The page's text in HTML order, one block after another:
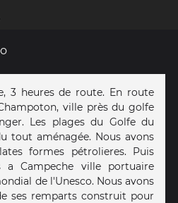
3 heures de route. En route
ville près du golfe
Les plages du Golfe du
tout aménagée. Nous avons
formes pétrolieres. Puis
a Campeche ville portuaire
de l'Unesco. Nous avons
ses remparts construit pour